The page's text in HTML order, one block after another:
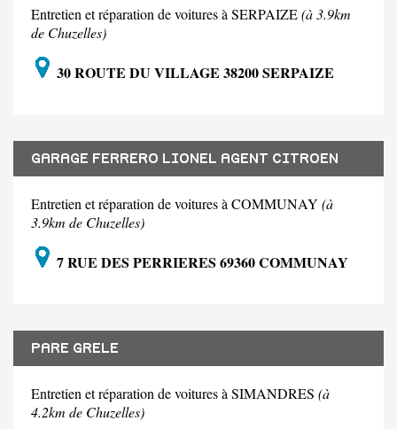
Entretien et réparation de voitures à SERPAIZE(à 3.9km
de Chuzelles)
30 ROUTE DU VILLAGE 38200 SERPAIZE
GARAGE FERRERO LIONEL AGENT CITROEN
Entretien et réparation de voitures à COMMUNAY (à
3.9km de Chuzelles)
7 RUE DES PERRIERES 69360 COMMUNAY
PARE GRELE
Entretien et réparation de voitures à SIMANDRES (à
4.2km de Chuzelles)